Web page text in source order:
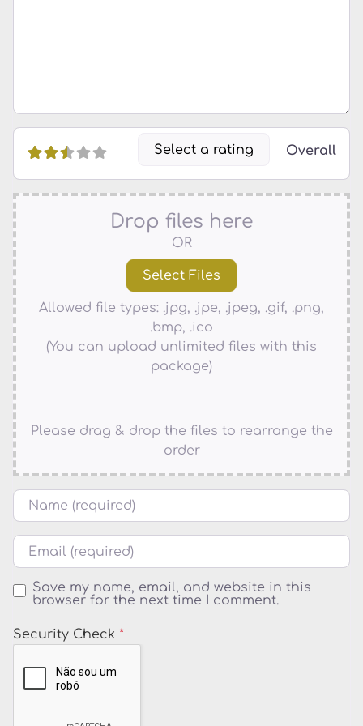
Select a rating Overall
Drop files here
OR
Allowed file types: .jpg, .jpe, .jpeg, .gif, .png,
.bmp, .ico
(You can upload unlimited files with this
package)
Please drag & drop the files to rearrange the
order
Name
Email
Save my name, email, and website in this
browser for the next time I comment.
Security Check *